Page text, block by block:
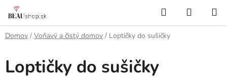
Prejsť
obsah
Hľadať
KOŠÍK
Domov / Voňavý a čistý domov / Loptičky do sušičky
Loptičky do sušičky